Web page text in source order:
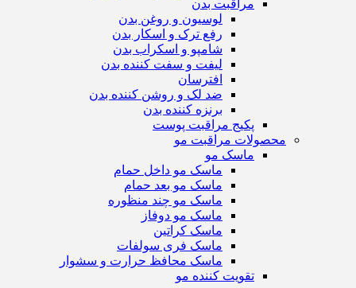
مراقبت بدن
لوسیون و روغن بدن
رفع ترک و اسکار بدن
شامپو و اسکراب بدن
لیفت و سفت کننده بدن
افترسان
ضد لک و روشن کننده بدن
برنزه کننده بدن
پکیج مراقبت پوست
محصولات مراقبت مو
ماسک مو
ماسک مو داخل حمام
ماسک مو بعد حمام
ماسک مو چند منظوره
ماسک مو دوفاز
ماسک کراتین
ماسک فری سولفات
ماسک محافظ حرارت و سشوار
تقویت کننده مو